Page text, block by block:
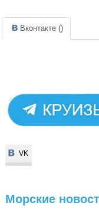
Вконтакте ()
VK
VK
Морские